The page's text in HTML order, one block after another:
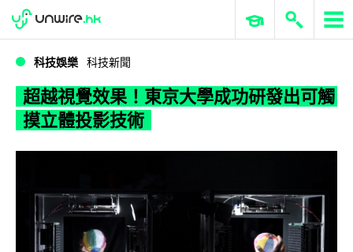
WWDC 2026 ERP 與商業 AI
科技娛樂 科技新聞
超越視覺效果！東京大學成功研發出可觸
摸立體投影技術